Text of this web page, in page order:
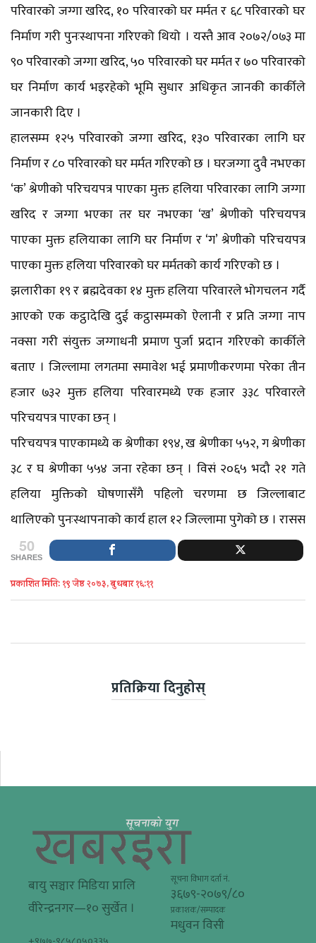
परिवारको जग्गा खरिद, १० परिवारको घर मर्मत र ६८ परिवारको घर
निर्माण गरी पुनःस्थापना गरिएको थियो । यस्तै आव २०७२/०७३ मा
९० परिवारको जग्गा खरिद, ५० परिवारको घर मर्मत र ७० परिवारको
घर निर्माण कार्य भइरहेको भूमि सुधार अधिकृत जानकी कार्कीले
जानकारी दिए ।
हालसम्म १२५ परिवारको जग्गा खरिद, १३० परिवारका लागि घर
निर्माण र ८० परिवारको घर मर्मत गरिएको छ । घरजग्गा दुवै नभएका
‘क’ श्रेणीको परिचयपत्र पाएका मुक्त हलिया परिवारका लागि जग्गा
खरिद र जग्गा भएका तर घर नभएका ‘ख’ श्रेणीको परिचयपत्र
पाएका मुक्त हलियाका लागि घर निर्माण र ‘ग’ श्रेणीको परिचयपत्र
पाएका मुक्त हलिया परिवारको घर मर्मतको कार्य गरिएको छ ।
झलारीका १९ र ब्रह्मदेवका १४ मुक्त हलिया परिवारले भोगचलन गर्दै
आएको एक कट्ठादेखि दुई कट्ठासम्मको ऐलानी र प्रति जग्गा नाप
नक्सा गरी संयुक्त जग्गाधनी प्रमाण पुर्जा प्रदान गरिएको कार्कीले
बताए । जिल्लामा लगतमा समावेश भई प्रमाणीकरणमा परेका तीन
हजार ७३२ मुक्त हलिया परिवारमध्ये एक हजार ३३८ परिवारले
परिचयपत्र पाएका छन् ।
परिचयपत्र पाएकामध्ये क श्रेणीका १९४, ख श्रेणीका ५५२, ग श्रेणीका
३८ र घ श्रेणीका ५५४ जना रहेका छन् । विसं २०६५ भदौ २१ गते
हलिया मुक्तिको घोषणासँगै पहिलो चरणमा छ जिल्लाबाट
थालिएको पुनःस्थापनाको कार्य हाल १२ जिल्लामा पुगेको छ । रासस
50
SHARES
प्रकाशित मिति: १९ जेष्ठ २०७३, बुधबार १६:११
प्रतिक्रिया दिनुहोस्
बायु सञ्चार मिडिया प्रालि
वीरेन्द्रनगर—१० सुर्खेत ।
सूचना विभाग दर्ता नं.
३६७९-२०७९/८०
प्रकाशक/सम्पादक
मधुवन विसी